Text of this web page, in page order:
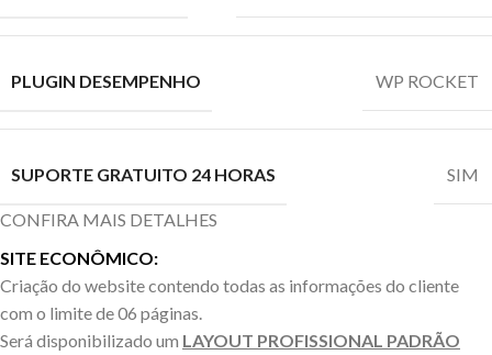
PLUGIN DESEMPENHO WP ROCKET
SUPORTE GRATUITO 24 HORAS SIM
CONFIRA MAIS DETALHES
SITE ECONÔMICO:
Criação do website contendo todas as informações do cliente
com o limite de 06 páginas.
Será disponibilizado um LAYOUT PROFISSIONAL PADRÃO